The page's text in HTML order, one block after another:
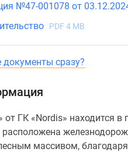
№47-001078 от
PDF 4 MB
документы сразу?
ГК «Nordis» находится
массивом,